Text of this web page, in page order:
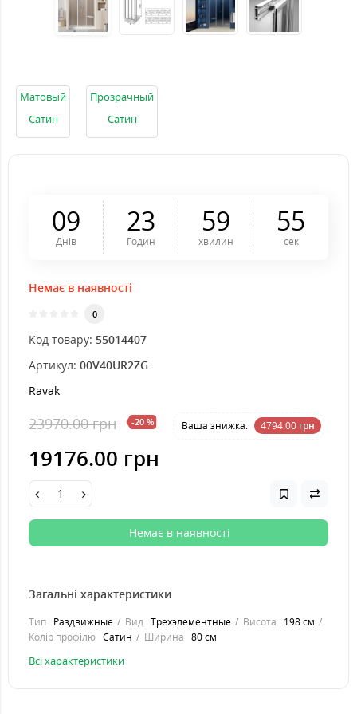
Матовый
Сатин
Прозрачный
Сатин
09
Днів
23
Годин
59
хвилин
54
сек
Немає в наявності
0
Код товару: 55014407
Артикул: 00V40UR2ZG
Ravak
23970.00 грн -20 % Ваша знижка: 4794.00 грн
19176.00 грн
Немає в наявності
Загальні характеристики
Тип Раздвижные Вид Трехэлементные Висота
198 см
Колір профілю Сатин Ширина 80 см
Всі характеристики